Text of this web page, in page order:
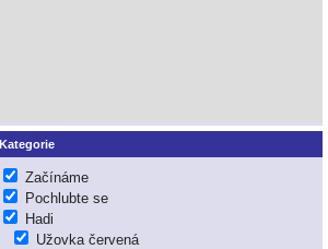
Kategorie
Začínáme
Pochlubte se
Hadi
Užovka červená